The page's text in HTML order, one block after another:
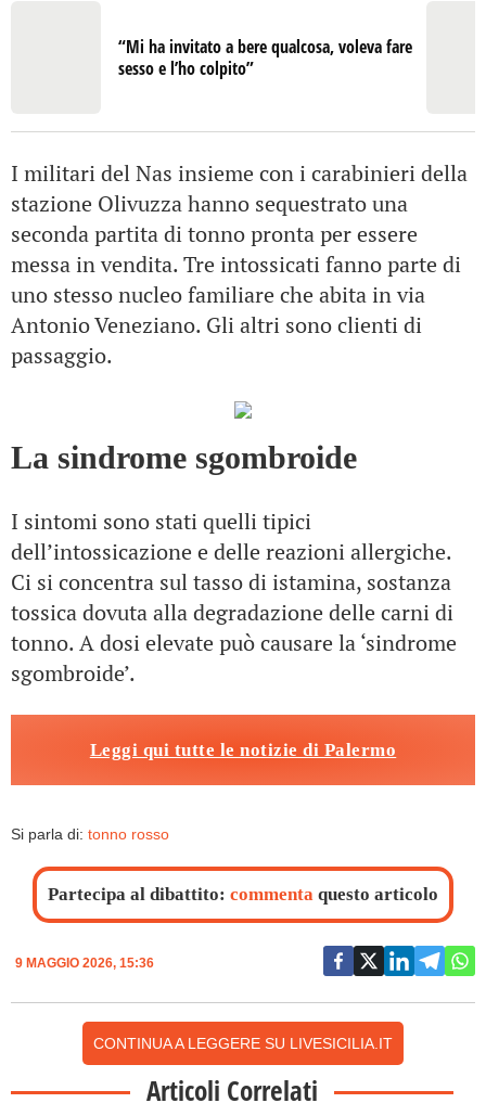
“Mi ha invitato a bere qualcosa, voleva fare
sesso e l’ho colpito”
I militari del Nas insieme con i carabinieri della
stazione Olivuzza hanno sequestrato una
seconda partita di tonno pronta per essere
messa in vendita. Tre intossicati fanno parte di
uno stesso nucleo familiare che abita in via
Antonio Veneziano. Gli altri sono clienti di
passaggio.
La sindrome sgombroide
I sintomi sono stati quelli tipici
dell’intossicazione e delle reazioni allergiche.
Ci si concentra sul tasso di istamina, sostanza
tossica dovuta alla degradazione delle carni di
tonno. A dosi elevate può causare la ‘sindrome
sgombroide’.
Leggi qui tutte le notizie di Palermo
Si parla di: tonno rosso
Partecipa al dibattito: commenta questo articolo
9 MAGGIO 2026, 15:36
CONTINUA A LEGGERE SU LIVESICILIA.IT
Articoli Correlati